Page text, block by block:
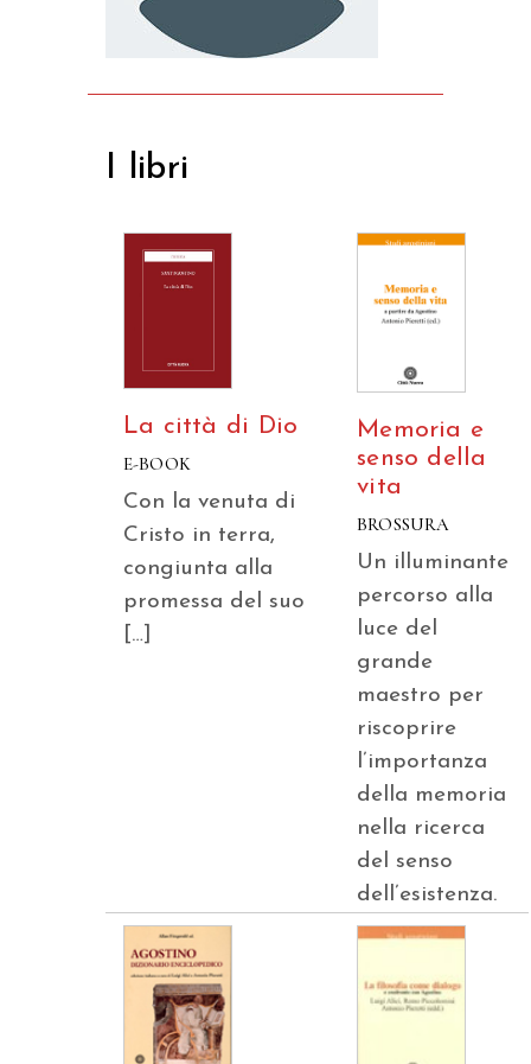
I libri
La città di Dio
E-BOOK
Con la venuta di
Cristo in terra,
congiunta alla
promessa del suo
[…]
Memoria e
senso della
vita
BROSSURA
Un illuminante
percorso alla
luce del
grande
maestro per
riscoprire
l’importanza
della memoria
nella ricerca
del senso
dell’esistenza.